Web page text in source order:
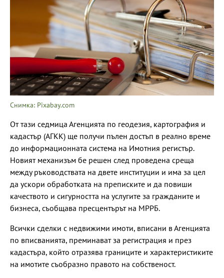
Снимка: Pixabay.com
От тази седмица Агенцията по геодезия, картография и
кадастър (АГКК) ще получи пълен достъп в реално време
до информационната система на Имотния регистър.
Новият механизъм бе решен след проведена среща
между ръководствата на двете институции и има за цел
да ускори обработката на преписките и да повиши
качеството и сигурността на услугите за гражданите и
бизнеса, съобщава пресцентърът на МРРБ.
Всички сделки с недвижими имоти, вписани в Агенцията
по вписванията, преминават за регистрация и през
кадастъра, който отразява границите и характеристиките
на имотите съобразно правото на собственост.